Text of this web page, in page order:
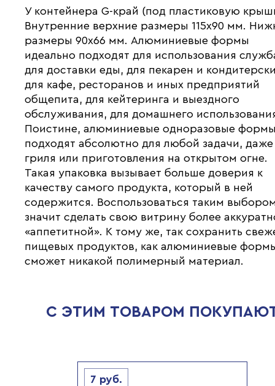
У контейнера G-край (под пластиковую
Внутренние верхние размеры 115х90 мм.
размеры 90х66 мм. Алюминиевые формы
идеально подходят для использования
для доставки еды, для пекарен и
для кафе, ресторанов и иных предприятий
общепита, для кейтеринга и выездного
обслуживания, для домашнего
Поистине, алюминиевые одноразовые
подходят абсолютно для любой задачи, даже
гриля или приготовления на открытом огне.
Такая упаковка вызывает больше доверия к
качеству самого продукта, который в ней
содержится. Воспользоваться таким
значит сделать свою витрину более
«аппетитной». К тому же, так сохранить
пищевых продуктов, как алюминиевые
сможет никакой полимерный материал.
С ЭТИМ ТОВАРОМ
7 руб.